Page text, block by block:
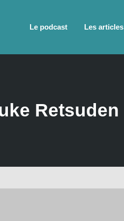
Le podcast Les articles
Retsuden